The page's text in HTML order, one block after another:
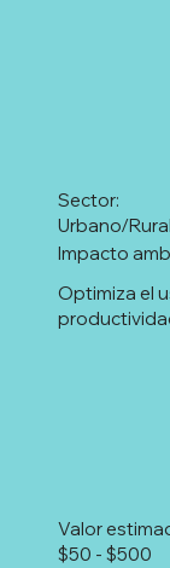
Urbano/Rural
Sector:
Optimiza el
Impacto
$50 - $500
Valor